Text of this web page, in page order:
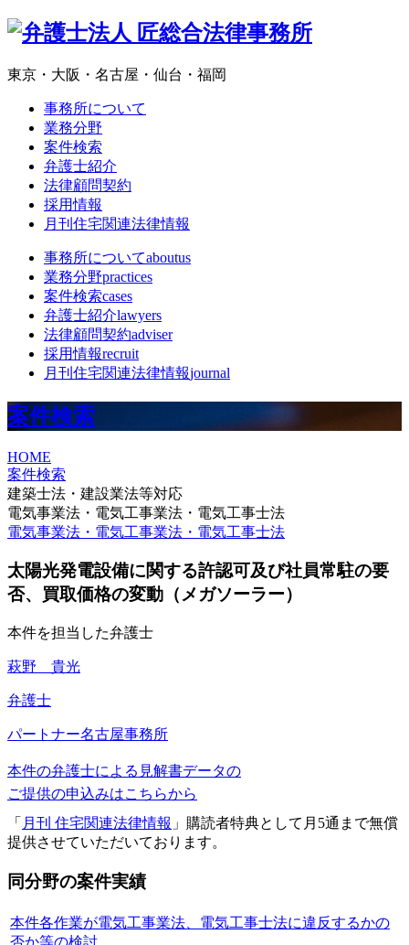
東京・大阪・名古屋・仙台・福岡
事務所について
業務分野
案件検索
弁護士紹介
法律顧問契約
採用情報
月刊住宅関連法律情報
事務所についてaboutus
業務分野practices
案件検索cases
弁護士紹介lawyers
法律顧問契約adviser
採用情報recruit
月刊住宅関連法律情報journal
案件検索
HOME
案件検索
建築士法・建設業法等対応
電気事業法・電気工事業法・電気工事士法
電気事業法・電気工事業法・電気工事士法
太陽光発電設備に関する許認可及び社員常駐の要
否、買取価格の変動（メガソーラー）
本件を担当した弁護士
萩野 貴光
弁護士
パートナー名古屋事務所
本件の弁護士による見解書データの
ご提供の申込みはこちらから
「 月刊 住宅関連法律情報 」購読者特典として月5通まで無償
提供させていただいております。
同分野の案件実績
本件各作業が電気工事業法、電気工事士法に違反するかの
否か等の検討